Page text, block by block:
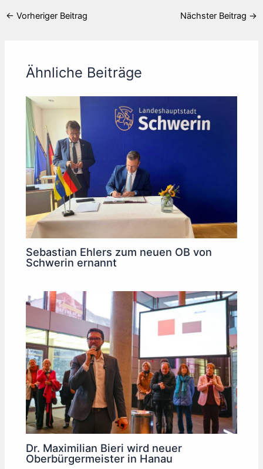
← Vorheriger Beitrag Nächster Beitrag →
Ähnliche Beiträge
Sebastian Ehlers zum neuen OB von
Schwerin ernannt
Dr. Maximilian Bieri wird neuer
Oberbürgermeister in Hanau